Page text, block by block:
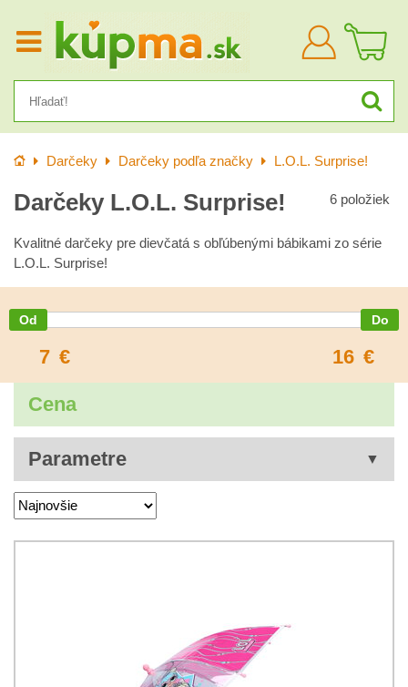
Prihlásiť
sa
Úvod Darčeky Darčeky podľa značky L.O.L. Surprise!
Darčeky L.O.L. Surprise! 6 položiek
Kvalitné darčeky pre dievčatá s obľúbenými bábikami zo série
L.O.L. Surprise!
7 € 16 €
Cena
Parametre